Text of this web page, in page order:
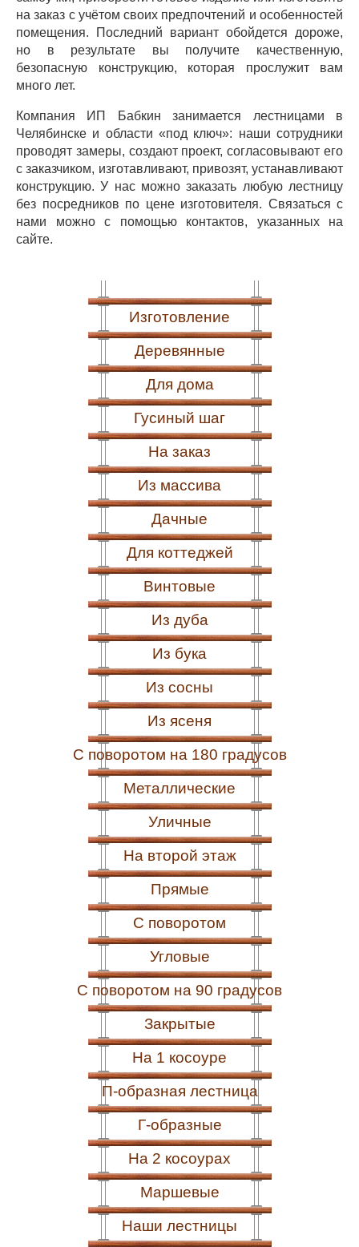
на заказ с учётом своих предпочтений и особенностей
помещения. Последний вариант обойдется дороже,
но в результате вы получите качественную,
безопасную конструкцию, которая прослужит вам
много лет.
Компания ИП Бабкин занимается лестницами в
Челябинске и области «под ключ»: наши сотрудники
проводят замеры, создают проект, согласовывают его
с заказчиком, изготавливают, привозят, устанавливают
конструкцию. У нас можно заказать любую лестницу
без посредников по цене изготовителя. Связаться с
нами можно с помощью контактов, указанных на
сайте.
Изготовление
Деревянные
Для дома
Гусиный шаг
На заказ
Из массива
Дачные
Для коттеджей
Винтовые
Из дуба
Из бука
Из сосны
Из ясеня
С поворотом на 180 градусов
Металлические
Уличные
На второй этаж
Прямые
С поворотом
Угловые
С поворотом на 90 градусов
Закрытые
На 1 косоуре
П-образная лестница
Г-образные
На 2 косоурах
Маршевые
Наши лестницы